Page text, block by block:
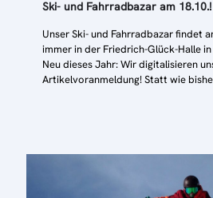
Ski- und Fahrradbazar am 18.10.!
Unser Ski- und Fahrradbazar findet
immer in der Friedrich-Glück-Halle
Neu dieses Jahr: Wir digitalisieren
Artikelvoranmeldung! Statt wie